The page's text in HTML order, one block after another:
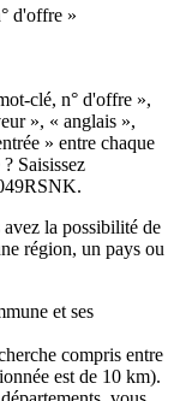
d'offre »
clé, n° d'offre »,
», « anglais »,
» entre chaque
Saisissez
la possibilité de
région, un pays ou
et ses
compris entre
est de 10 km).